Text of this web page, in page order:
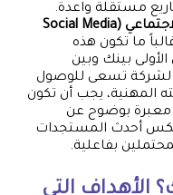
مستقلة واعدة.
بروفايلات منصات التواصل الاجتماعي (Social Media
ما تكون هذه
بينك وبين
لشركة تسعى للوصول
المهنية، يجب أن تكون
معبرة بوضوح عن
أحدث المستجدات
بفاعلية.
الأهداف التي